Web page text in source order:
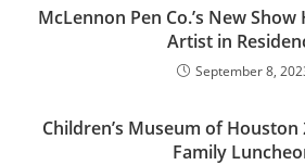
McLennon Pen Co.’s New
Artist in
September 8,
Children’s Museum of Houston
Family